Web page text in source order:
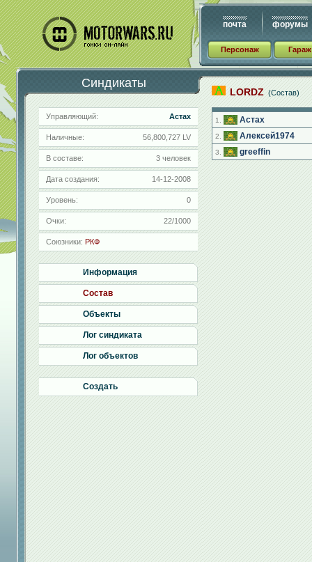
почта форумы
Персонаж Гараж
Синдикаты
Управляющий: Астах
Наличные: 56,800,727 LV
В составе: 3 человек
Дата создания: 14-12-2008
Уровень: 0
Очки: 22/1000
Союзники: РКФ
Информация
Состав
Объекты
Лог синдиката
Лог объектов
Создать
LORDZ (Состав)
1. Астах
2. Алексей1974
3. greeffin